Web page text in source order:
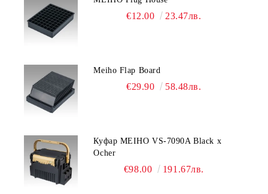
€12.00 23.47лв.
Meiho Flap Board
€29.90 58.48лв.
Куфар MEIHO VS-7090A Black x
Ocher
€98.00 191.67лв.